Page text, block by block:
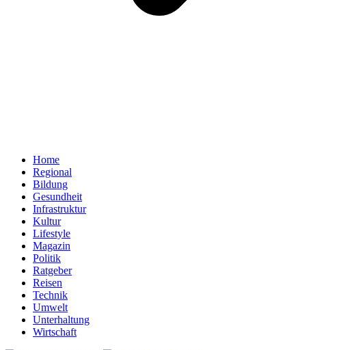
Home
Regional
Bildung
Gesundheit
Infrastruktur
Kultur
Lifestyle
Magazin
Politik
Ratgeber
Reisen
Technik
Umwelt
Unterhaltung
Wirtschaft